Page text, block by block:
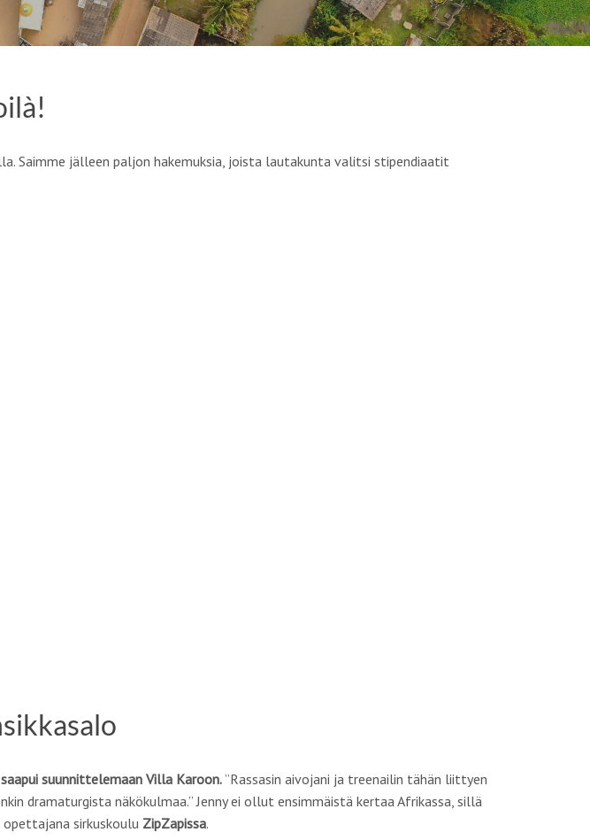
Saimme jälleen paljon hakemuksia, joista lautakunta valitsi stipendiaatit
suunnittelemaan Villa Karoon.”Rassasin aivojani ja treenailin tähän liittyen
dramaturgista näkökulmaa.” Jenny ei ollut ensimmäistä kertaa Afrikassa, sillä
sirkuskoulu ZipZapissa.